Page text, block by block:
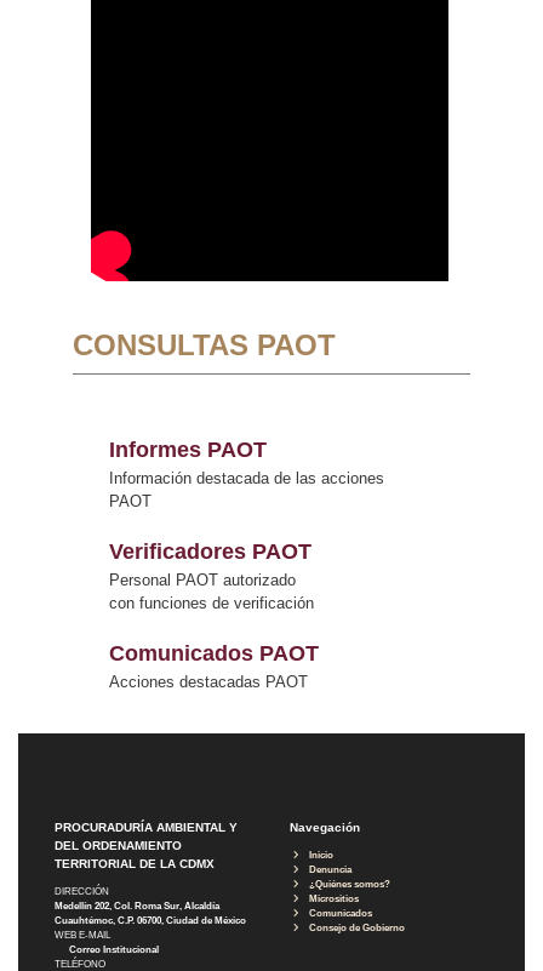
CONSULTAS PAOT
Informes PAOT
Información destacada de las acciones
PAOT
Verificadores PAOT
Personal PAOT autorizado
con funciones de verificación
Comunicados PAOT
Acciones destacadas PAOT
PROCURADURÍA AMBIENTAL Y
DEL ORDENAMIENTO
TERRITORIAL DE LA CDMX
DIRECCIÓN
Medellín 202, Col. Roma Sur, Alcaldía
Cuauhtémoc, C.P. 06700, Ciudad de México
WEB E-MAIL
Correo Institucional
TELÉFONO
Navegación
Inicio
Denuncia
¿Quiénes somos?
Micrositios
Comunicados
Consejo de Gobierno